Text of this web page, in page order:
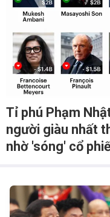
Tỉ phú Phạm
người giàu nhất
nhờ 'sóng' cổ